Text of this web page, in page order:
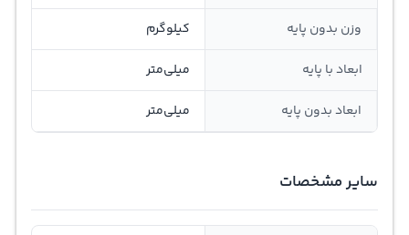
وزن بدون پایه کیلوگرم
ابعاد با پایه میلی‌متر
ابعاد بدون پایه میلی‌متر
سایر مشخصات